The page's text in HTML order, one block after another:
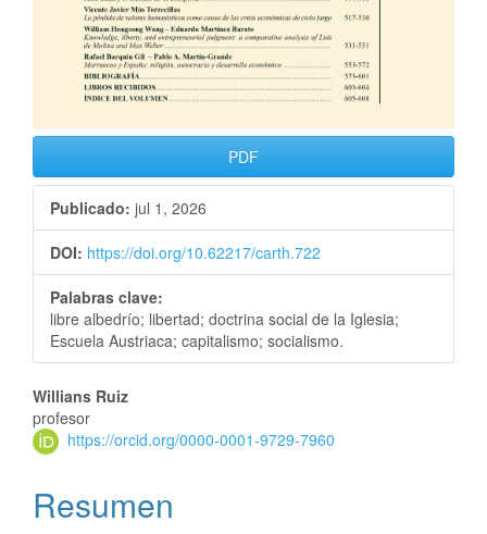
PDF
Publicado: jul 1, 2026
DOI: https://doi.org/10.62217/carth.722
Palabras clave:
libre albedrío; libertad; doctrina social de la Iglesia;
Escuela Austriaca; capitalismo; socialismo.
Willians Ruiz
profesor
https://orcid.org/0000-0001-9729-7960
Resumen